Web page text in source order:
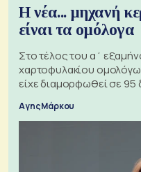
Η νέα... μηχανή
είναι τα ομόλογα
Στο τέλος του α΄
χαρτοφυλακίου
είχε διαμορφωθεί σε 95
Αγης Μάρκου